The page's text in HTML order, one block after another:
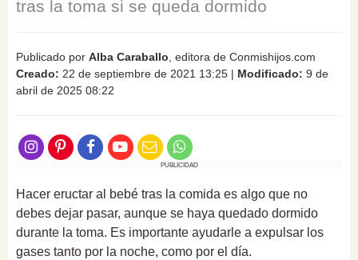
tras la toma si se queda dormido
Publicado por Alba Caraballo , editora de Conmishijos.com
Creado: 22 de septiembre de 2021 13:25 | Modificado: 9 de
abril de 2025 08:22
PUBLICIDAD
Hacer eructar al bebé tras la comida es algo que no
debes dejar pasar, aunque se haya quedado dormido
durante la toma. Es importante ayudarle a expulsar los
gases tanto por la noche, como por el día.